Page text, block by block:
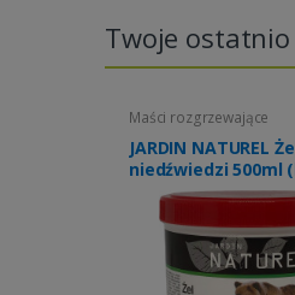
Twoje
Maści rozgrzewające
JARDIN NATUREL